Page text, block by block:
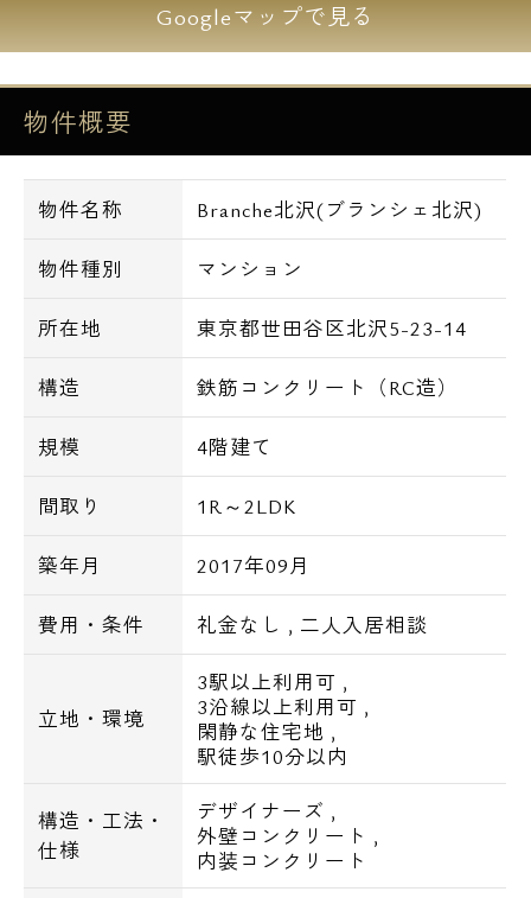
【設備詳細】
■オートロック
■ディンプルキー
■ダブルロック
■宅配ロッカー
■防犯カメラ
■モニター付インターホン
■敷地内ゴミ出し
■バストイレ別
■システムキッチン
■独立洗面台
■24時間換気機能
■シャワートイレ
■オールフローリング
■クローゼット
■シューズボックス
■エアコン
■BS・CSアンテナ
■インターネット
【交通アクセス】
東京メトロ千代田線 / 代々木上原駅 歩12
Googleマップで見る
物件概要
物件名称 Branche北沢(ブランシェ北沢)
物件種別 マンション
所在地 東京都世田谷区北沢5-23-14
構造 鉄筋コンクリート（RC造）
規模 4階建て
間取り 1R～2LDK
築年月 2017年09月
費用・条件 礼金なし , 二人入居相談
立地・環境
3駅以上利用可 ,
3沿線以上利用可 ,
閑静な住宅地 ,
駅徒歩10分以内
構造・工法・
仕様
デザイナーズ ,
外壁コンクリート ,
内装コンクリート